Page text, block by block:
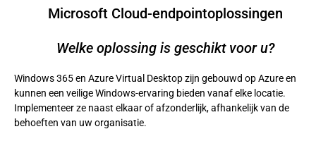
Microsoft Cloud-endpointoplossingen
Welke oplossing is geschikt voor u?
Windows 365 en Azure Virtual Desktop zijn gebouwd op Azure en
kunnen een veilige Windows-ervaring bieden vanaf elke locatie.
Implementeer ze naast elkaar of afzonderlijk, afhankelijk van de
behoeften van uw organisatie.